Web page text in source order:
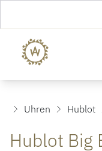
Uhren Hublot
Hublot Big